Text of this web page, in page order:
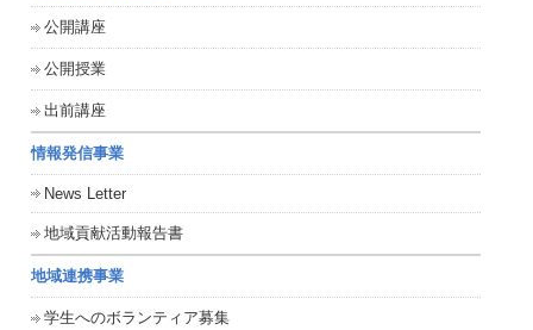
公開講座
公開授業
出前講座
情報発信事業
News Letter
地域貢献活動報告書
地域連携事業
学生へのボランティア募集